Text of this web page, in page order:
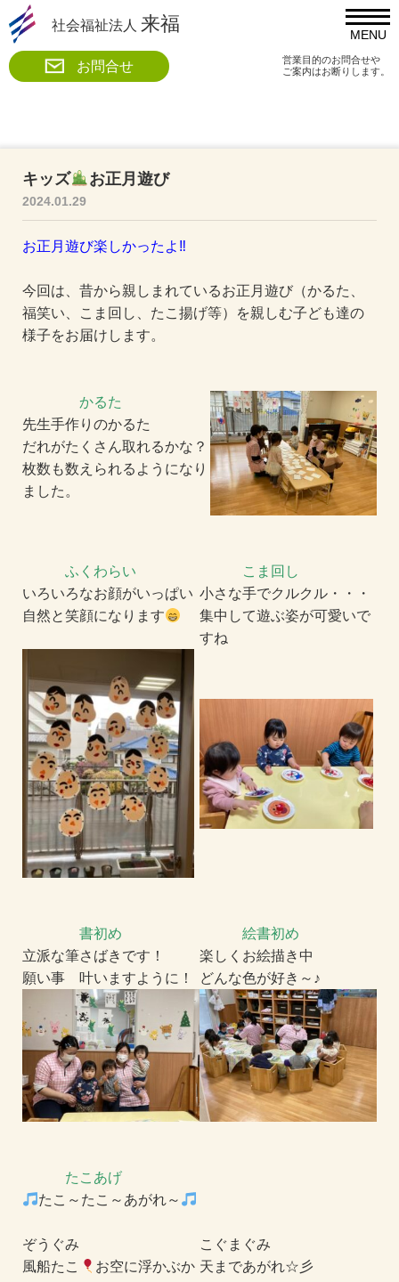
MENU
社会福祉法人 来福
お問合せ
営業目的のお問合せや
ご案内はお断りします。
キッズ お正月遊び
2024.01.29
お正月遊び楽しかったよ‼
今回は、昔から親しまれているお正月遊び（かるた、
福笑い、こま回し、たこ揚げ等）を親しむ子ども達の
様子をお届けします。
かるた
先生手作りのかるた
だれがたくさん取れるかな？
枚数も数えられるようになり
ました。
ふくわらい
こま回し
いろいろなお顔がいっぱい 小さな手でクルクル・・・
自然と笑顔になります
集中して遊ぶ姿が可愛いで
すね
書初め
絵書初め
立派な筆さばきです！
楽しくお絵描き中
願い事 叶いますように！
どんな色が好き～♪
たこあげ
たこ～たこ～あがれ～
ぞうぐみ
風船たこ
お空に浮かぶか
こぐまぐみ
天まであがれ☆彡